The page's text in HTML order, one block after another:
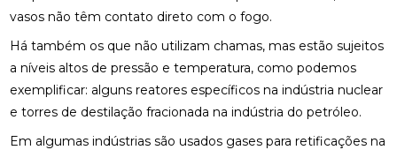
vasos não têm contato direto com o fogo.
Há também os que não utilizam chamas, mas estão sujeitos
a níveis altos de pressão e temperatura, como podemos
exemplificar: alguns reatores específicos na indústria nuclear
e torres de destilação fracionada na indústria do petróleo.
Em algumas indústrias são usados gases para retificações na